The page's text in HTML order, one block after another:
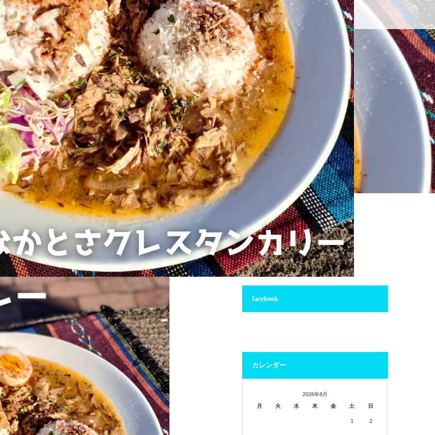
アクセス・駐車場 カツオHANDBOOK お問い合わせ 久礼大正町市場とは
facebook
カレンダー
2026年8月
月
火 水 木 金 土 日
1 2